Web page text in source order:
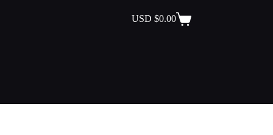
USD $0.00